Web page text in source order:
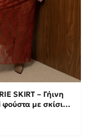
ΣΤΟ ΚΑΛΆΘΙ →
SKIRT – Γήινη
με σκίσιμο